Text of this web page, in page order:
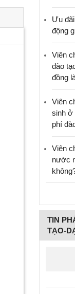
Ưu
động
Viên
đào
đồng
Viên
sinh ở
phí
Viên
nước
TIN
TẠO-